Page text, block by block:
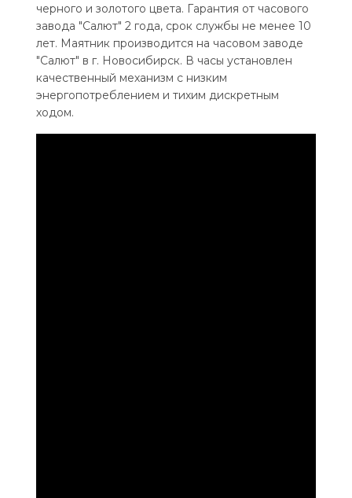
черного и золотого цвета. Гарантия от часового
завода "Салют" 2 года, срок службы не менее 10
лет. Маятник производится на часовом заводе
"Салют" в г. Новосибирск. В часы установлен
качественный механизм с низким
энергопотреблением и тихим дискретным
ходом.